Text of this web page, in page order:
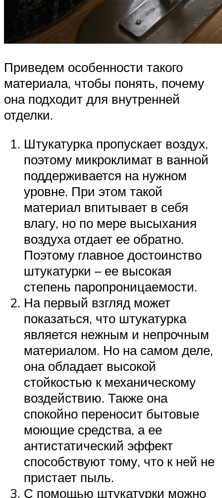
Приведем особенности такого
материала, чтобы понять, почему
она подходит для внутренней
отделки.
Штукатурка пропускает воздух,
поэтому микроклимат в ванной
поддерживается на нужном
уровне. При этом такой
материал впитывает в себя
влагу, но по мере высыхания
воздуха отдает ее обратно.
Поэтому главное достоинство
штукатурки – ее высокая
степень паропроницаемости.
На первый взгляд может
показаться, что штукатурка
является нежным и непрочным
материалом. Но на самом деле,
она обладает высокой
стойкостью к механическому
воздействию. Также она
спокойно переносит бытовые
моющие средства, а ее
антистатический эффект
способствуют тому, что к ней не
пристает пыль.
С помощью штукатурки можно